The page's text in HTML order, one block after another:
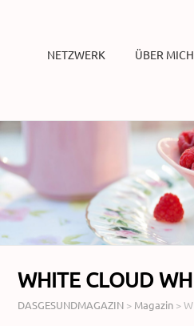
NETZWERK ÜBER MICH
WHITE CLOUD
DASGESUNDMAGAZIN > Magazin >